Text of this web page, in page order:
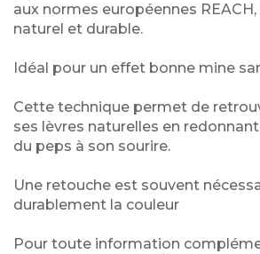
aux normes européennes
naturel et durable.
Idéal pour un effet bonne mine
Cette technique permet de
ses lèvres naturelles en
du peps à son sourire.
Une retouche est souvent
durablement la couleur
Pour toute information